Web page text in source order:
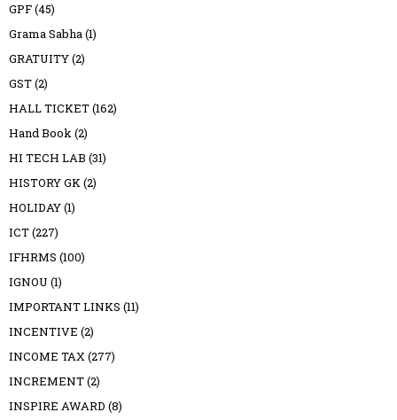
GPF(45)
Grama Sabha(1)
GRATUITY(2)
GST(2)
HALL TICKET(162)
Hand Book(2)
HI TECH LAB (31)
HISTORY GK(2)
HOLIDAY(1)
ICT(227)
IFHRMS (100)
IGNOU (1)
IMPORTANT LINKS (11)
INCENTIVE (2)
INCOME TAX(277)
INCREMENT(2)
INSPIRE AWARD (8)